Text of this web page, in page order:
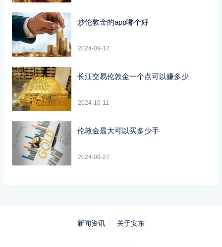
炒伦敦金的app哪个好
2024-09-12
长江交易伦敦金一个点可以赚多少
2024-10-11
伦敦金最大可以买多少手
2024-09-27
新闻资讯 关于安东